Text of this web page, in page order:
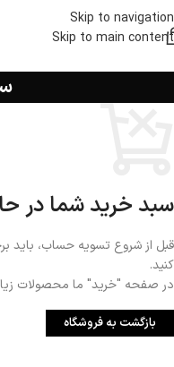
Skip to navigation
Skip to main content
سبد خرید شما در
قبل از شروع تسویه حساب، باید
کنید.
در صفحه "خرید" ما محصولات
بازگشت به فروشگاه